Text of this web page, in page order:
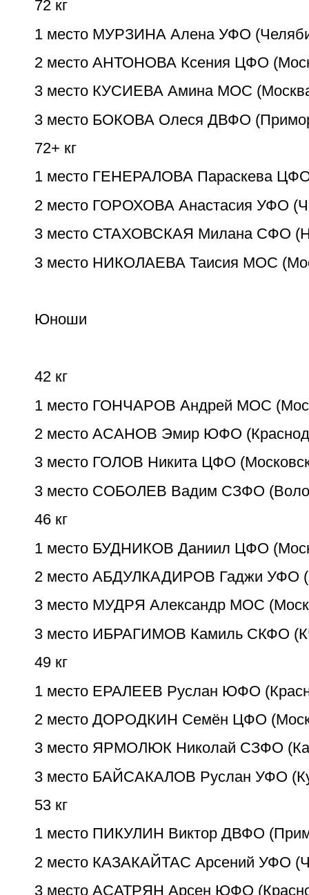
72 кг
1 место МУРЗИНА Алена УФО
2 место АНТОНОВА Ксения ЦФО
3 место КУСИЕВА Амина МОС
3 место БОКОВА Олеся ДВФО
72+ кг
1 место ГЕНЕРАЛОВА Параскева ЦФО
2 место ГОРОХОВА Анастасия УФО
3 место СТАХОВСКАЯ Милана СФО
3 место НИКОЛАЕВА Таисия МОС
Юноши
42 кг
1 место ГОНЧАРОВ Андрей МОС
2 место АСАНОВ Эмир ЮФО
3 место ГОЛОВ Никита ЦФО
3 место СОБОЛЕВ Вадим CЗФО
46 кг
1 место БУДНИКОВ Даниил ЦФО
2 место АБДУЛКАДИРОВ Гаджи УФО
3 место МУДРЯ Александр МОС
3 место ИБРАГИМОВ Камиль СКФО
49 кг
1 место ЕРАЛЕЕВ Руслан ЮФО
2 место ДОРОДКИН Семён ЦФО
3 место ЯРМОЛЮК Николай CЗФО
3 место БАЙСАКАЛОВ Руслан УФО
53 кг
1 место ПИКУЛИН Виктор ДВФО
2 место КАЗАКАЙТАС Арсений УФО
3 место АСАТРЯН Арсен ЮФО